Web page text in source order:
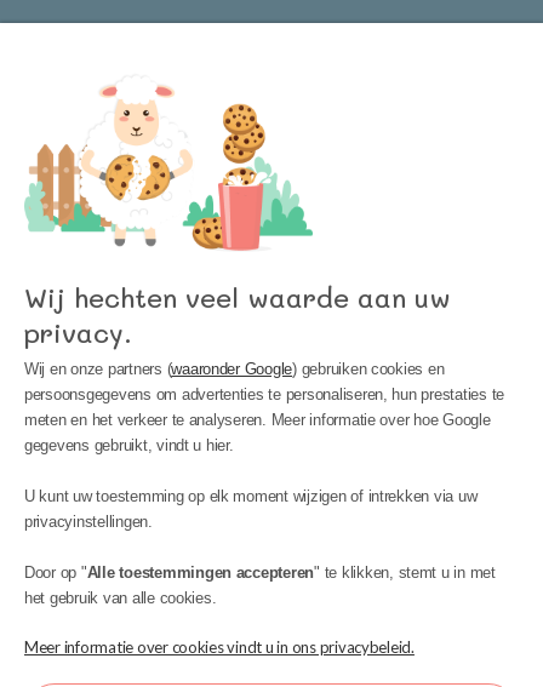
BIJSTAND
Wij hechten veel waarde aan uw
privacy.
Wij en onze partners (waaronder Google) gebruiken cookies en
persoonsgegevens om advertenties te personaliseren, hun prestaties te
meten en het verkeer te analyseren. Meer informatie over hoe Google
gegevens gebruikt, vindt u hier.
U kunt uw toestemming op elk moment wijzigen of intrekken via uw
privacyinstellingen.
Door op "Alle toestemmingen accepteren" te klikken, stemt u in met
het gebruik van alle cookies.
Meer informatie over cookies vindt u in ons privacybeleid.